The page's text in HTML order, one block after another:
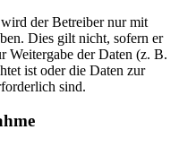
der Betreiber nur mit
Dies gilt nicht, sofern er
Weitergabe der Daten (z. B.
ist oder die Daten zur
sind.